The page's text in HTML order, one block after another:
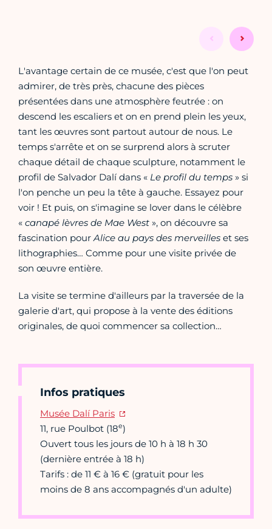
L'avantage certain de ce musée, c'est que l'on peut
admirer, de très près, chacune des pièces
présentées dans une atmosphère feutrée : on
descend les escaliers et on en prend plein les yeux,
tant les œuvres sont partout autour de nous. Le
temps s'arrête et on se surprend alors à scruter
chaque détail de chaque sculpture, notamment le
profil de Salvador Dalí dans « Le profil du temps » si
l'on penche un peu la tête à gauche. Essayez pour
voir ! Et puis, on s'imagine se lover dans le célèbre
« canapé lèvres de Mae West », on découvre sa
fascination pour Alice au pays des merveilles et ses
lithographies… Comme pour une visite privée de
son œuvre entière.
La visite se termine d'ailleurs par la traversée de la
galerie d'art, qui propose à la vente des éditions
originales, de quoi commencer sa collection…
Infos pratiques
Musée Dalí Paris
11, rue Poulbot (18e)
Ouvert tous les jours de 10 h à 18 h 30
(dernière entrée à 18 h)
Tarifs : de 11 € à 16 € (gratuit pour les
moins de 8 ans accompagnés d'un adulte)